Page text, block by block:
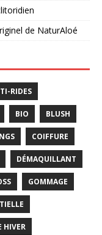
de NaturAloé
RIDES
BIO BLUSH
COIFFURE
DÉMAQUILLANT
GOMMAGE
HIVER